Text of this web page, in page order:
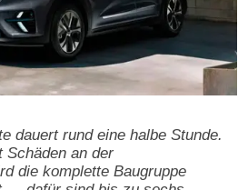
dauert rund eine halbe Stunde.
Schäden an der
die komplette Baugruppe